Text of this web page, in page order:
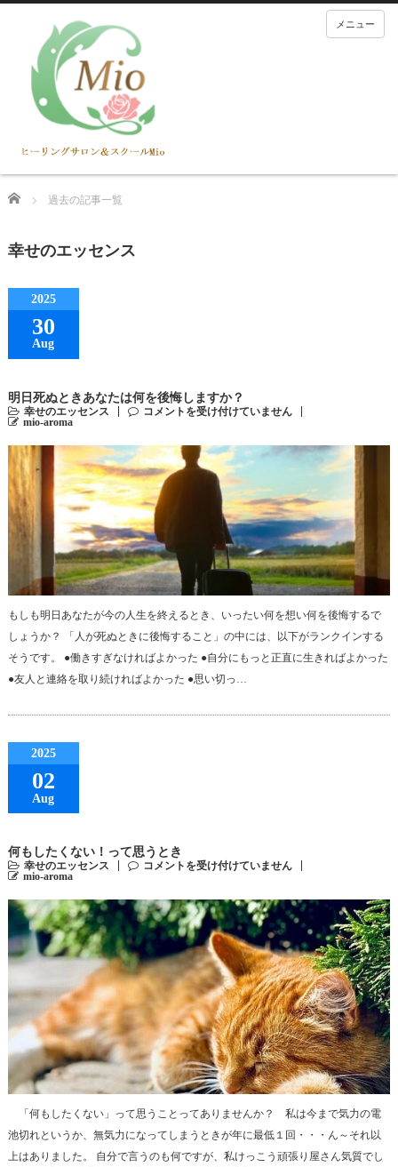
メニュー
Home 過去の記事一覧
幸せのエッセンス
2025
30
Aug
明日死ぬときあなたは何を後悔しますか？
幸せのエッセンス
コメントを受け付けていません
mio-aroma
もしも明日あなたが今の人生を終えるとき、いったい何を想い何を後悔するで
しょうか？ 「人が死ぬときに後悔すること」の中には、以下がランクインする
そうです。 ●働きすぎなければよかった ●自分にもっと正直に生きればよかった
●友人と連絡を取り続ければよかった ●思い切っ…
2025
02
Aug
何もしたくない！って思うとき
幸せのエッセンス
コメントを受け付けていません
mio-aroma
「何もしたくない」って思うことってありませんか？ 私は今まで気力の電
池切れというか、無気力になってしまうときが年に最低１回・・・ん～それ以
上はありました。 自分で言うのも何ですが、私けっこう頑張り屋さん気質でし